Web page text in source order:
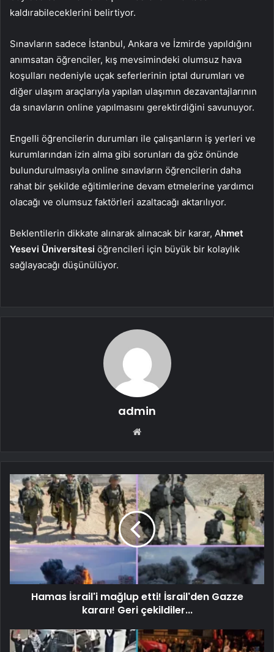
kaldırabileceklerini belirtiyor.
Sınavların sadece İstanbul, Ankara ve İzmirde yapıldığını
anımsatan öğrenciler, kış mevsimindeki olumsuz hava
koşulları nedeniyle uçak seferlerinin iptal durumları ve
diğer ulaşım araçlarıyla yapılan ulaşımın dezavantajlarının
da sınavların online yapılmasını gerektirdiğini savunuyor.
Engelli öğrencilerin durumları ile çalışanların iş yerleri ve
kurumlarından izin alma gibi sorunları da göz önünde
bulundurulmasıyla online sınavların öğrencilerin daha
rahat bir şekilde eğitimlerine devam etmelerine yardımcı
olacağı ve olumsuz faktörleri azaltacağı aktarılıyor.
Beklentilerin dikkate alınarak alınacak bir karar, Ahmet
Yesevi Üniversitesi öğrencileri için büyük bir kolaylık
sağlayacağı düşünülüyor.
admin
Web
Hamas İsrail'i mağlup etti! İsrail'den Gazze
kararı! Geri çekildiler...